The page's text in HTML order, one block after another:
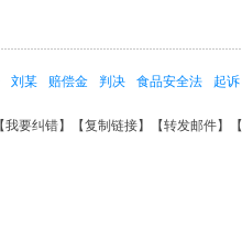
刘某 赔偿金 判决 食品安全法 起诉
我要纠错】【复制链接】【转发邮件】【